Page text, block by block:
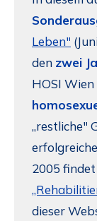
Leben"
den zwei
HOSI Wien
„restliche"
2005
dieser